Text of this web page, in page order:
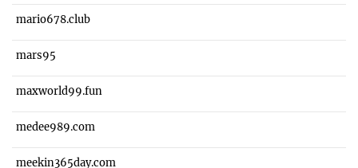
mario678.club
mars95
maxworld99.fun
medee989.com
meekin365day.com